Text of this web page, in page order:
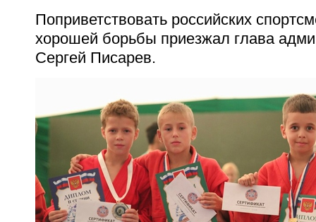
Поприветствовать российских
хорошей борьбы приезжал глава
Сергей Писарев.